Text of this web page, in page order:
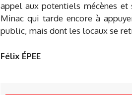
appel aux potentiels mécènes
Minac qui tarde encore à
public, mais dont les locaux se
Félix ÉPEE